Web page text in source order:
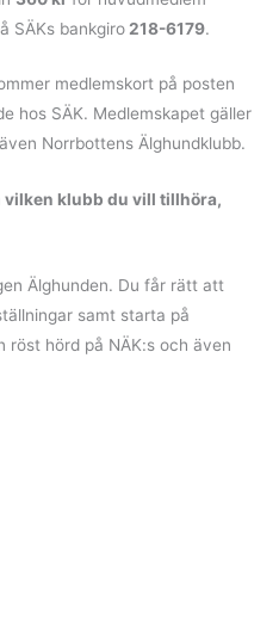
SÄKs bankgiro 218-6179.
medlemskort på posten
hos SÄK. Medlemskapet gäller
Norrbottens Älghundklubb.
klubb du vill tillhöra,
Älghunden. Du får rätt att
samt starta på
röst hörd på NÄK:s och även